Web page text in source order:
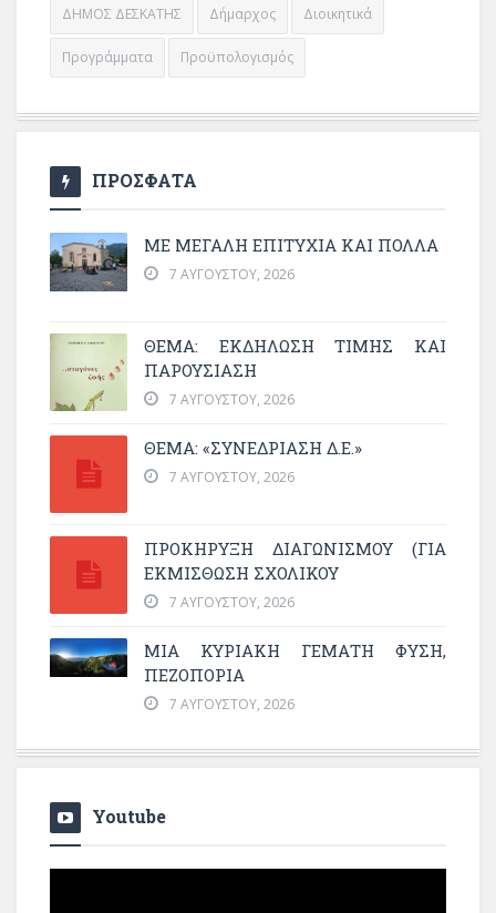
ΔΗΜΟΣ ΔΕΣΚΑΤΗΣ Δήμαρχος Διοικητικά
Προγράμματα Προϋπολογισμός
ΠΡΟΣΦΑΤΑ
ΜΕ ΜΕΓΆΛΗ ΕΠΙΤΥΧΊΑ ΚΑΙ ΠΟΛΛΆ
7 ΑΥΓΟΎΣΤΟΥ, 2026
ΘΈΜΑ: ΕΚΔΉΛΩΣΗ ΤΙΜΉΣ ΚΑΙ
ΠΑΡΟΥΣΊΑΣΗ
7 ΑΥΓΟΎΣΤΟΥ, 2026
ΘΕΜΑ: «ΣΥΝΕΔΡΊΑΣΗ Δ.Ε.»
7 ΑΥΓΟΎΣΤΟΥ, 2026
ΠΡΟΚΗΡΥΞΗ ΔΙΑΓΩΝΙΣΜΟΥ (ΓΙΑ
ΕΚΜΊΣΘΩΣΗ ΣΧΟΛΙΚΟΎ
7 ΑΥΓΟΎΣΤΟΥ, 2026
ΜΙΑ ΚΥΡΙΑΚΉ ΓΕΜΆΤΗ ΦΎΣΗ,
ΠΕΖΟΠΟΡΊΑ
7 ΑΥΓΟΎΣΤΟΥ, 2026
Youtube